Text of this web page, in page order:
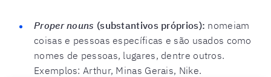
Proper nouns (substantivos próprios): nomeiam
coisas e pessoas específicas e são usados como
nomes de pessoas, lugares, dentre outros.
Exemplos: Arthur, Minas Gerais, Nike.